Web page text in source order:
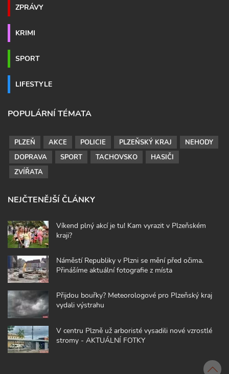
ZPRÁVY
KRIMI
SPORT
LIFESTYLE
POPULÁRNÍ TÉMATA
PLZEŇ AKCE POLICIE PLZEŇSKÝ KRAJ
NEHODY
DOPRAVA
SPORT TACHOVSKO
HASIČI
ZVÍŘATA
NEJČTENĚJŠÍ ČLÁNKY
Víkend plný akcí je tu! Kam vyrazit v Plzeňském
kraji?
Náměstí Republiky v Plzni se mění před očima.
Přinášíme aktuální fotografie z místa
Přijdou bouřky? Meteorologové pro Plzeňský kraj
vydali výstrahu
V centru Plzně už arboristé vysadili nové vzrostlé
stromy - AKTUÁLNÍ FOTKY